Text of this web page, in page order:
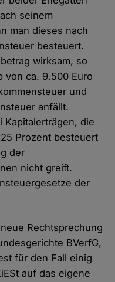
seinem
man dieses nach
besteuert.
wirksam, so
von ca. 9.500 Euro
und
anfällt.
Kapitalerträgen, die
Prozent besteuert
der
nicht greift.
der
Rechtsprechung
BVerfG,
für den Fall einig
auf das eigene